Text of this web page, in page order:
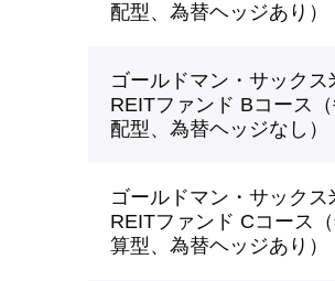
配型、為替ヘッジあり）
ゴールドマン・サックス
REITファンド Bコース
配型、為替ヘッジなし）
ゴールドマン・サックス
REITファンド Cコース
算型、為替ヘッジあり）